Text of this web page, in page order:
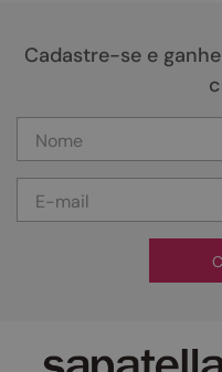
Cadastre-se e ganhe